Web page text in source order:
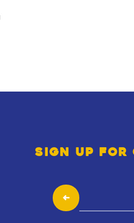
SIGN UP FOR